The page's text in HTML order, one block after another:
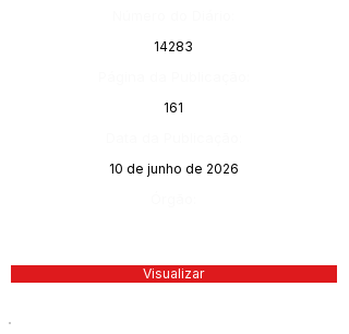
14283
161
10 de junho de 2026
Visualizar